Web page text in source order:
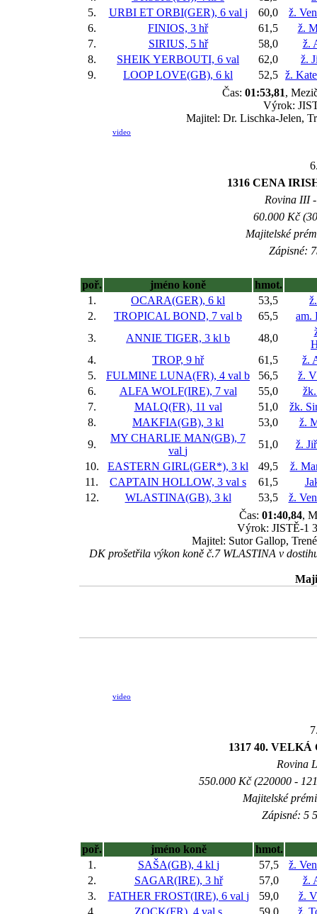
5.
URBI ET ORBI(GER), 6 val j 60,0
ž.
6.
FINIOS, 3 hř 61,5
ž.
7.
SIRIUS, 5 hř 58,0
ž.
8.
SHEIK YERBOUTI, 6 val 62,0
ž.
9.
LOOP LOVE(GB), 6 kl 52,5 ž.
Čas: 01:53,81,
Výrok:
Majitel: Dr. Lischka-Jelen,
video
1316 CENA
Rovina III
60.000 Kč
Majitelské
Zápisné:
poř. jméno koně
hmot.
1.
OCARA(GER), 6 kl 53,5
2.
TROPICAL BOND, 7 val b 65,5
am.
3.
ANNIE TIGER, 3 kl b 48,0
4.
TROP, 9 hř 61,5
ž.
5.
FULMINE LUNA(FR), 4 val b 56,5
ž.
6.
ALFA WOLF(IRE), 7 val 55,0
7.
MALQ(FR), 11 val 51,0
žk.
8.
MAKFIA(GB), 3 kl 53,0
ž.
9.
MY CHARLIE MAN(GB), 7
val j
51,0
ž.
10.
EASTERN GIRL(GER*), 3 kl 49,5
ž.
11.
CAPTAIN HOLLOW, 3 val s 61,5
12.
WLASTINA(GB), 3 kl 53,5
ž.
Čas: 01:40,84,
Výrok: JISTĚ-1
Majitel: Sutor Gallop,
DK prošetřila výkon koně č.7 WLASTINA v
video
1317 40.
Rovina
550.000 Kč (220000 -
Majitelské
Zápisné: 5
poř. jméno koně
hmot.
1.
SAŠA(GB), 4 kl j 57,5
ž.
2.
SAGAR(IRE), 3 hř 57,0
ž.
3.
FATHER FROST(IRE), 6 val j 59,0
ž.
4.
ZOCK(FR), 4 val s 59,0
ž.